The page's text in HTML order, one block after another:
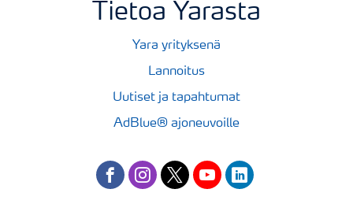
Tietoa Yarasta
Yara yrityksenä
Lannoitus
Uutiset ja tapahtumat
AdBlue® ajoneuvoille
facebookinstagram
twitteryoutubelinkedin